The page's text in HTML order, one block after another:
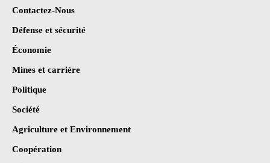
Contactez-Nous
Défense et sécurité
Économie
Mines et carrière
Politique
Société
Agriculture et Environnement
Coopération